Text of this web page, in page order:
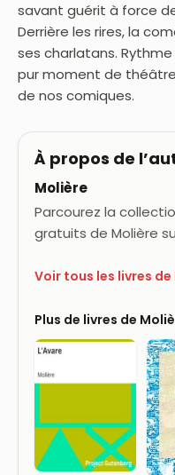
savant guérit à force
Derrière les rires, la
ses charlatans.
pur moment de
de nos comiques.
À propos de
Molière
Parcourez la
gratuits de Molière
Voir tous les livres
Plus de livres de